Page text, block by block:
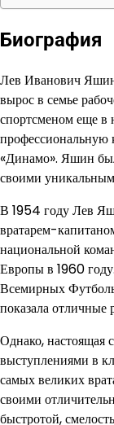
Биография
Лев Иванович
вырос в семье
спортсменом еще в
профессиональную
«Динамо». Яшин
своими
В 1954 году Лев
вратарем-
национальной
Европы в 1960
Всемирных
показала отличные
Однако, настоящая
выступлениями в
самых великих
своими
быстротой,